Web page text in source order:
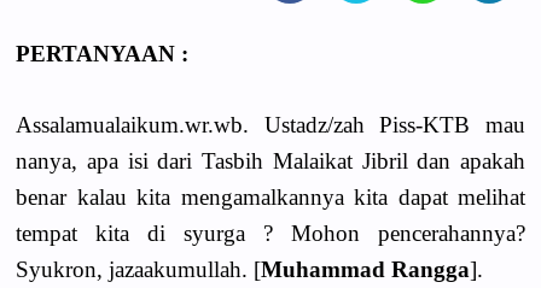
PERTANYAAN :
Assalamualaikum.wr.wb. Ustadz/zah Piss-KTB mau
nanya, apa isi dari Tasbih Malaikat Jibril dan apakah
benar kalau kita mengamalkannya kita dapat melihat
tempat kita di syurga ? Mohon pencerahannya?
Syukron, jazaakumullah. [Muhammad Rangga].